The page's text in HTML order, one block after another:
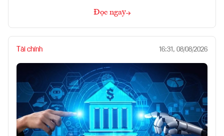
Đọc ngay
Tài chính 16:31, 08/08/2026